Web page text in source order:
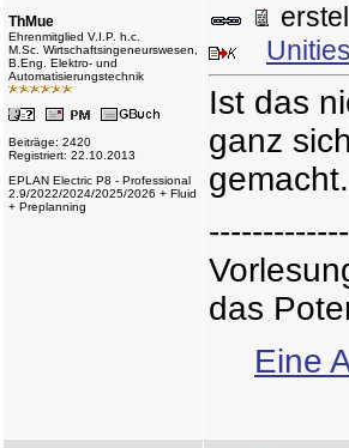
ThMue
Ehrenmitglied V.I.P. h.c.
M.Sc. Wirtschaftsingeneurswesen,
B.Eng. Elektro- und
Automatisierungstechnik
Beiträge: 2420
Registriert: 22.10.2013
EPLAN Electric P8 - Professional
2.9/2022/2024/2025/2026 + Fluid
+ Preplanning
Unities
Ist das
ganz
das
Eine